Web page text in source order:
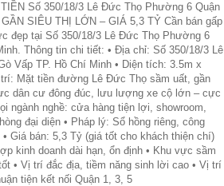
Số 350/18/3 Lê Đức Thọ Phường 6 Quận
SIÊU THỊ LỚN – GIÁ 5,3 TỶ Cần bán gấp
đẹp tại Số 350/18/3 Lê Đức Thọ Phường 6
Thông tin chi tiết: • Địa chỉ: Số 350/18/3 Lê
Vấp TP. Hồ Chí Minh • Diện tích: 3.5m x
Mặt tiền đường Lê Đức Thọ sầm uất, gần
dân cư đông đúc, lưu lượng xe cộ lớn – cực
ngành nghề: cửa hàng tiện lợi, showroom,
đại diện • Pháp lý: Sổ hồng riêng, công
Giá bán: 5,3 Tỷ (giá tốt cho khách thiện chí)
kinh doanh dài hạn, ổn định • Khu vực sầm
• Vị trí đắc địa, tiềm năng sinh lời cao • Vị trí
tiện kết nối Quận 1, 3, 5